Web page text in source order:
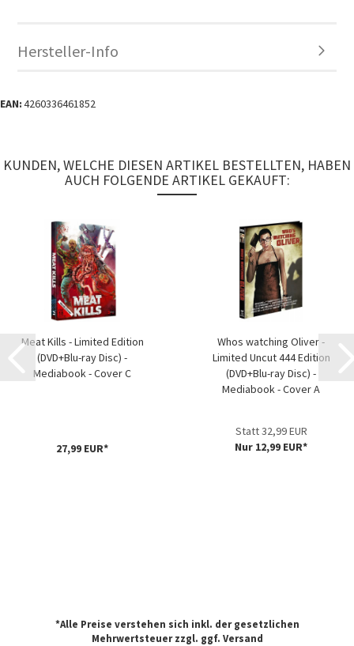
Hersteller-Info
EAN:4260336461852
KUNDEN, WELCHE DIESEN ARTIKEL BESTELLTEN, HABEN
AUCH FOLGENDE ARTIKEL GEKAUFT:
Meat Kills - Limited Edition
(DVD+Blu-ray Disc) -
Mediabook - Cover C
27,99 EUR*
Whos watching Oliver -
Limited Uncut 444 Edition
(DVD+Blu-ray Disc) -
Mediabook - Cover A
Statt 32,99 EUR
Nur 12,99 EUR*
*Alle Preise verstehen sich inkl. der gesetzlichen
Mehrwertsteuer zzgl. ggf. Versand